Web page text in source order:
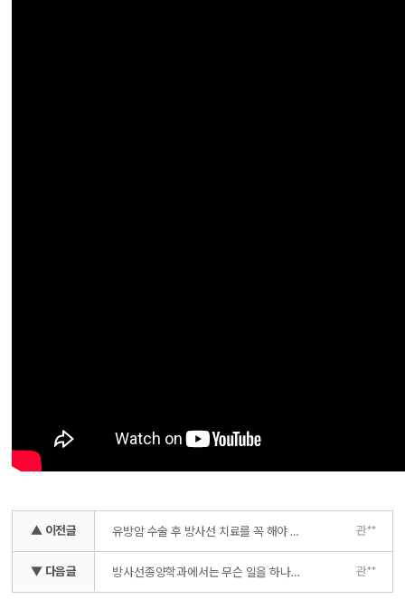
▲ 이전글 유방암 수술 후 방사선 치료를 꼭 해야 하나요? 관**
▼ 다음글 방사선종양학과에서는 무슨 일을 하나요? 관**